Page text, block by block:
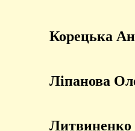
Корецька
Ліпанова